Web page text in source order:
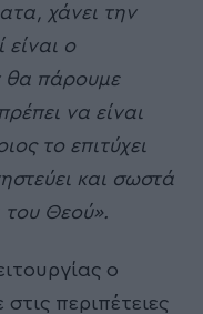
χάνει την
είναι ο
θα πάρουμε
να είναι
το επιτύχει
και σωστά
του Θεού».
ο
περιπέτειες